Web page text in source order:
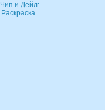
Чип и Дейл:
Раскраска